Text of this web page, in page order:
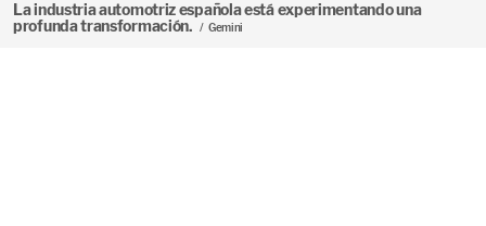
La industria automotriz española está experimentando una
profunda transformación.
Gemini